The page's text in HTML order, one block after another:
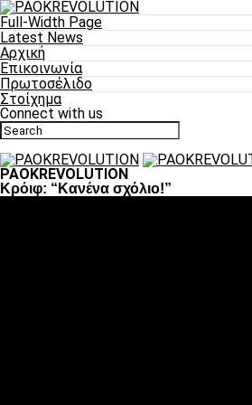
Full-Width Page
Latest News
Αρχική
Επικοινωνία
Πρωτοσέλιδο
Στοίχημα
Connect with us
PAOKREVOLUTION
Κρόιφ: “Κανένα σχόλιο!”